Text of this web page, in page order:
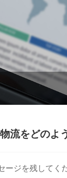
流をどのよ
ージを残してく